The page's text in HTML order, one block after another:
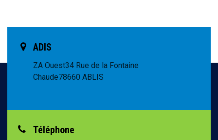
ADIS
ZA Ouest34 Rue de la Fontaine
Chaude78660 ABLIS
Téléphone